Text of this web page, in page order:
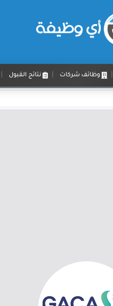
وظائف شركات نتائج القبول